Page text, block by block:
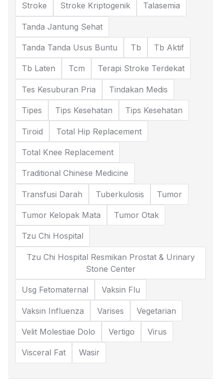
Stroke Stroke Kriptogenik Talasemia
Tanda Jantung Sehat
Tanda Tanda Usus Buntu Tb Tb Aktif
Tb Laten Tcm Terapi Stroke Terdekat
Tes Kesuburan Pria Tindakan Medis
Tipes Tips Kesehatan Tips Kesehatan
Tiroid Total Hip Replacement
Total Knee Replacement
Traditional Chinese Medicine
Transfusi Darah Tuberkulosis Tumor
Tumor Kelopak Mata Tumor Otak
Tzu Chi Hospital
Tzu Chi Hospital Resmikan Prostat & Urinary
Stone Center
Usg Fetomaternal Vaksin Flu
Vaksin Influenza Varises Vegetarian
Velit Molestiae Dolo Vertigo Virus
Visceral Fat Wasir